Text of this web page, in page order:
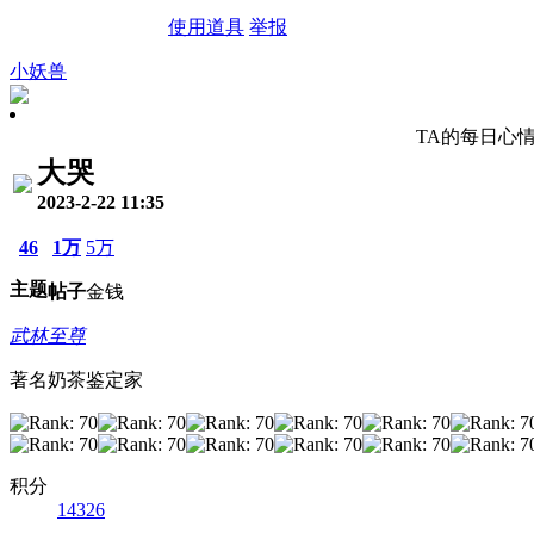
使用道具 举报
小妖兽
TA的每日心
大哭
2023-2-22 11:35
46
主题
1万
帖子
5万
金钱
武林至尊
著名奶茶鉴定家
积分
14326